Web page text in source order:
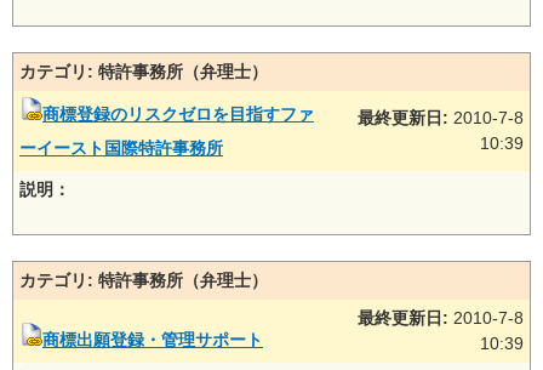
カテゴリ: 特許事務所（弁理士）
商標登録のリスクゼロを目指すファ
ーイースト国際特許事務所
最終更新日: 2010-7-8
10:39
説明：
カテゴリ: 特許事務所（弁理士）
商標出願登録・管理サポート
最終更新日: 2010-7-8
10:39